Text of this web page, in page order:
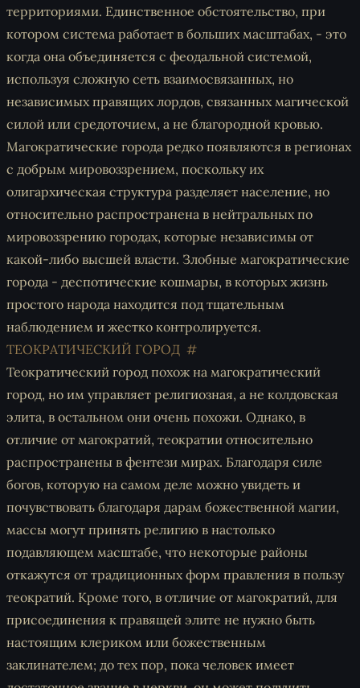
территориями. Единственное обстоятельство, при
котором система работает в больших масштабах, - это
когда она объединяется с феодальной системой,
используя сложную сеть взаимосвязанных, но
независимых правящих лордов, связанных магической
силой или средоточием, а не благородной кровью.
Магократические города редко появляются в регионах
с добрым мировоззрением, поскольку их
олигархическая структура разделяет население, но
относительно распространена в нейтральных по
мировоззрению городах, которые независимы от
какой-либо высшей власти. Злобные магократические
города - деспотические кошмары, в которых жизнь
простого народа находится под тщательным
наблюдением и жестко контролируется.
ТЕОКРАТИЧЕСКИЙ ГОРОД
Теократический город похож на магократический
город, но им управляет религиозная, а не колдовская
элита, в остальном они очень похожи. Однако, в
отличие от магократий, теократии относительно
распространены в фентези мирах. Благодаря силе
богов, которую на самом деле можно увидеть и
почувствовать благодаря дарам божественной магии,
массы могут принять религию в настолько
подавляющем масштабе, что некоторые районы
откажутся от традиционных форм правления в пользу
теократий. Кроме того, в отличие от магократий, для
присоединения к правящей элите не нужно быть
настоящим клериком или божественным
заклинателем; до тех пор, пока человек имеет